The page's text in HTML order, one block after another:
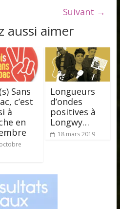
Suivant →
aussi aimer
Sans
c’est
à
en
Longueurs
d’ondes
positives à
Longwy…
18 mars 2019